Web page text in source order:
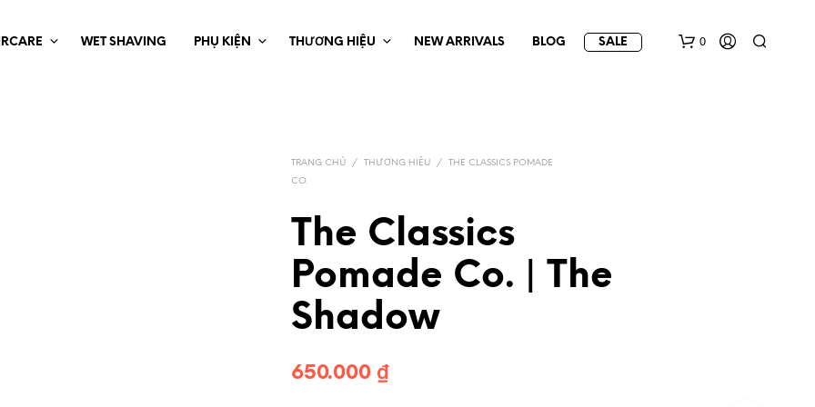
WET SHAVING PHỤ KIỆN THƯƠNG HIỆU NEW ARRIVALS BLOG SALE 0
TRANG CHỦ / THƯƠNG HIỆU /
THE CLASSICS POMADE
CO.
The Classics
Pomade Co. | The
Shadow
650.000 ₫